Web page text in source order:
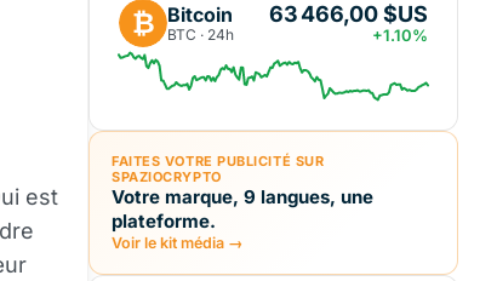
est
₿ Bitcoin
BTC · 24h
63 466,00 $US
+1.10%
FAITES VOTRE PUBLICITÉ SUR
SPAZIOCRYPTO
Votre marque, 9 langues, une
plateforme.
Voir le kit média →